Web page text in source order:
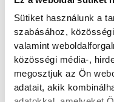
Sütiket használunk a
szabásához,
valamint
közösségi média-,
megosztjuk az Ön
adatait, akik
A
Diósgyőr